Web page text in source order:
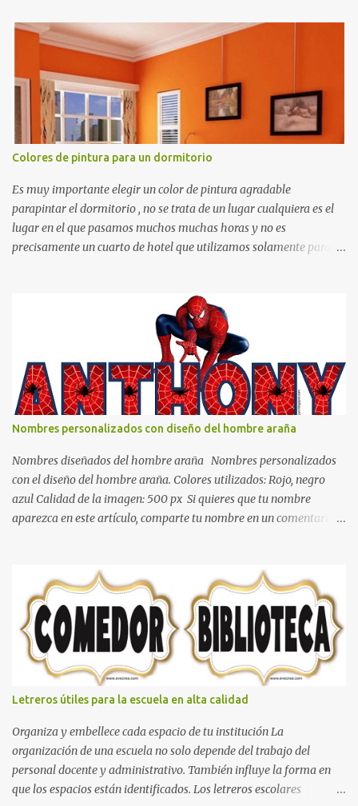
matemáticos, para decorar los cumpleaños de los niños, entre
otras cosas.
Colores de pintura para un dormitorio
Es muy importante elegir un color de pintura agradable
parapintar el dormitorio , no se trata de un lugar cualquiera es el
lugar en el que pasamos muchos muchas horas y no es
precisamente un cuarto de hotel que utilizamos solamente para
cómodo y también para nuestra vista. Te mostramos algunas
sugerencias que pueden brindar la elegancia y estilo que buscas
para tu dormitorio. El color naranja es una buena opción para
recibir esa luz y felicidad que todo ser humano necesita. El color
blanco es ideal para lograr el relax total, es un color que va con
todo y además es color bastante limpio que te dará esa sensación
de calidez. Los colores terra son excelentes para usar en el
dormitorio nos brinda esa sensación de tranquilidad y confort. El
color gris es un color muy relajante y por lo tanto entra en la lista
de colo...
Nombres personalizados con diseño del hombre araña
Nombres diseñados del hombre araña Nombres personalizados
con el diseño del hombre araña. Colores utilizados: Rojo, negro
azul Calidad de la imagen: 500 px Si quieres que tu nombre
aparezca en este artículo, comparte tu nombre en un comentario y
decorar el dormitorio con pósters Cama con diseño de ring de
boxeo Ideas para decoraciones de fiestas infantiles Cosas bonitas
que se pueden hacer con gomas de coche
Letreros útiles para la escuela en alta calidad
Organiza y embellece cada espacio de tu institución La
organización de una escuela no solo depende del trabajo del
personal docente y administrativo. También influye la forma en
que los espacios están identificados. Los letreros escolares